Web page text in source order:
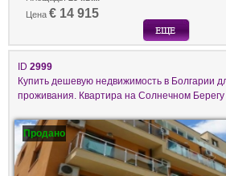
Цена € 14 915
ID 2999
Купить дешевую недвижимость в Болгарии
проживания. Квартира на Солнечном Берегу
Продано